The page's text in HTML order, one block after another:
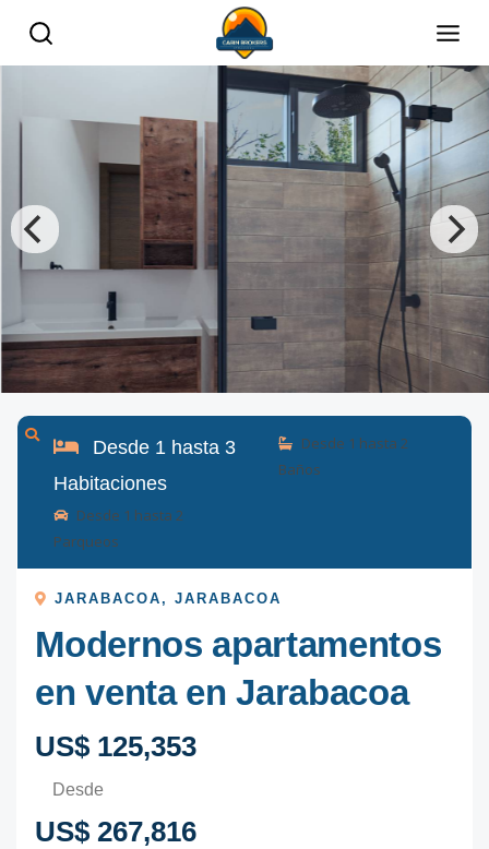
Desde 1 hasta 3
Habitaciones
Desde 1 hasta 2
Baños
Desde 1 hasta 2
Parqueos
JARABACOA ,JARABACOA
Modernos apartamentos
en venta en Jarabacoa
US$ 125,353
Desde
US$ 267,816